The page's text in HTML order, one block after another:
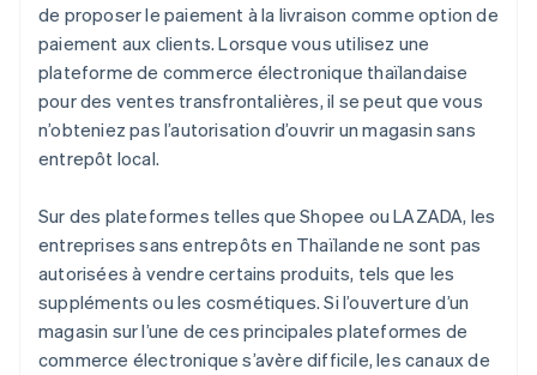
de proposer le paiement à la livraison comme option de
paiement aux clients. Lorsque vous utilisez une
plateforme de commerce électronique thaïlandaise
pour des ventes transfrontalières, il se peut que vous
n’obteniez pas l’autorisation d’ouvrir un magasin sans
entrepôt local.
Sur des plateformes telles que Shopee ou LAZADA, les
entreprises sans entrepôts en Thaïlande ne sont pas
autorisées à vendre certains produits, tels que les
suppléments ou les cosmétiques. Si l’ouverture d’un
magasin sur l’une de ces principales plateformes de
commerce électronique s’avère difficile, les canaux de